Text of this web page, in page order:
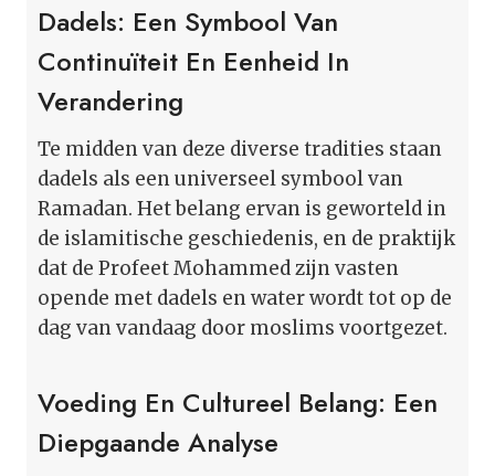
Dadels: Een Symbool Van
Continuïteit En Eenheid In
Verandering
Te midden van deze diverse tradities staan
dadels als een universeel symbool van
Ramadan. Het belang ervan is geworteld in
de islamitische geschiedenis, en de praktijk
dat de Profeet Mohammed zijn vasten
opende met dadels en water wordt tot op de
dag van vandaag door moslims voortgezet.
Voeding En Cultureel Belang: Een
Diepgaande Analyse